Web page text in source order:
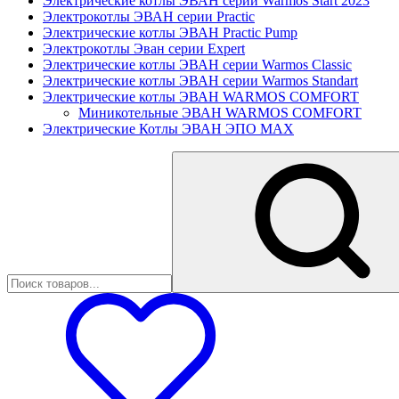
Электрокотлы ЭВАН серии Practic
Электрические котлы ЭВАН Practic Pump
Электрокотлы Эван серии Expert
Электрические котлы ЭВАН серии Warmos Classic
Электрические котлы ЭВАН серии Warmos Standart
Электрические котлы ЭВАН WARMOS COMFORT
Миникотельные ЭВАН WARMOS COMFORT
Электрические Котлы ЭВАН ЭПО MAX